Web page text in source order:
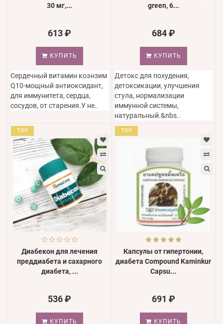
30 мг,...
613 ₽
КУПИТЬ
Сердечный витамин коэнзим
Q10-мощный антиоксидант,
для иммунитета, сердца,
сосудов, от старения.У не..
green, 6...
684 ₽
КУПИТЬ
Детокс для похудения,
детоксикации, улучшения
стула, нормализации
иммунной системы,
натуральный.&nbs..
TOP
Диабекон для лечения
преддиабета и сахарного
диабета, ...
536 ₽
КУПИТЬ
TOP
Капсулы от гипертонии,
диабета Compound Kaminkur
Capsu...
691 ₽
КУПИТЬ